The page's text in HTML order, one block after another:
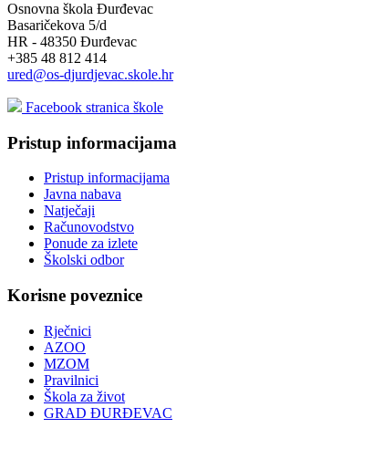
Osnovna škola Đurđevac
Basaričekova 5/d
HR - 48350 Đurđevac
+385 48 812 414
ured@os-djurdjevac.skole.hr
Facebook stranica škole
Pristup informacijama
Pristup informacijama
Javna nabava
Natječaji
Računovodstvo
Ponude za izlete
Školski odbor
Korisne poveznice
Rječnici
AZOO
MZOM
Pravilnici
Škola za život
GRAD ĐURĐEVAC